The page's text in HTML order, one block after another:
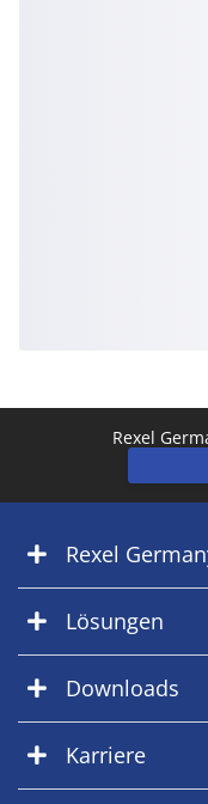
Rexel
Rexel
Lösungen
Downloads
Karriere